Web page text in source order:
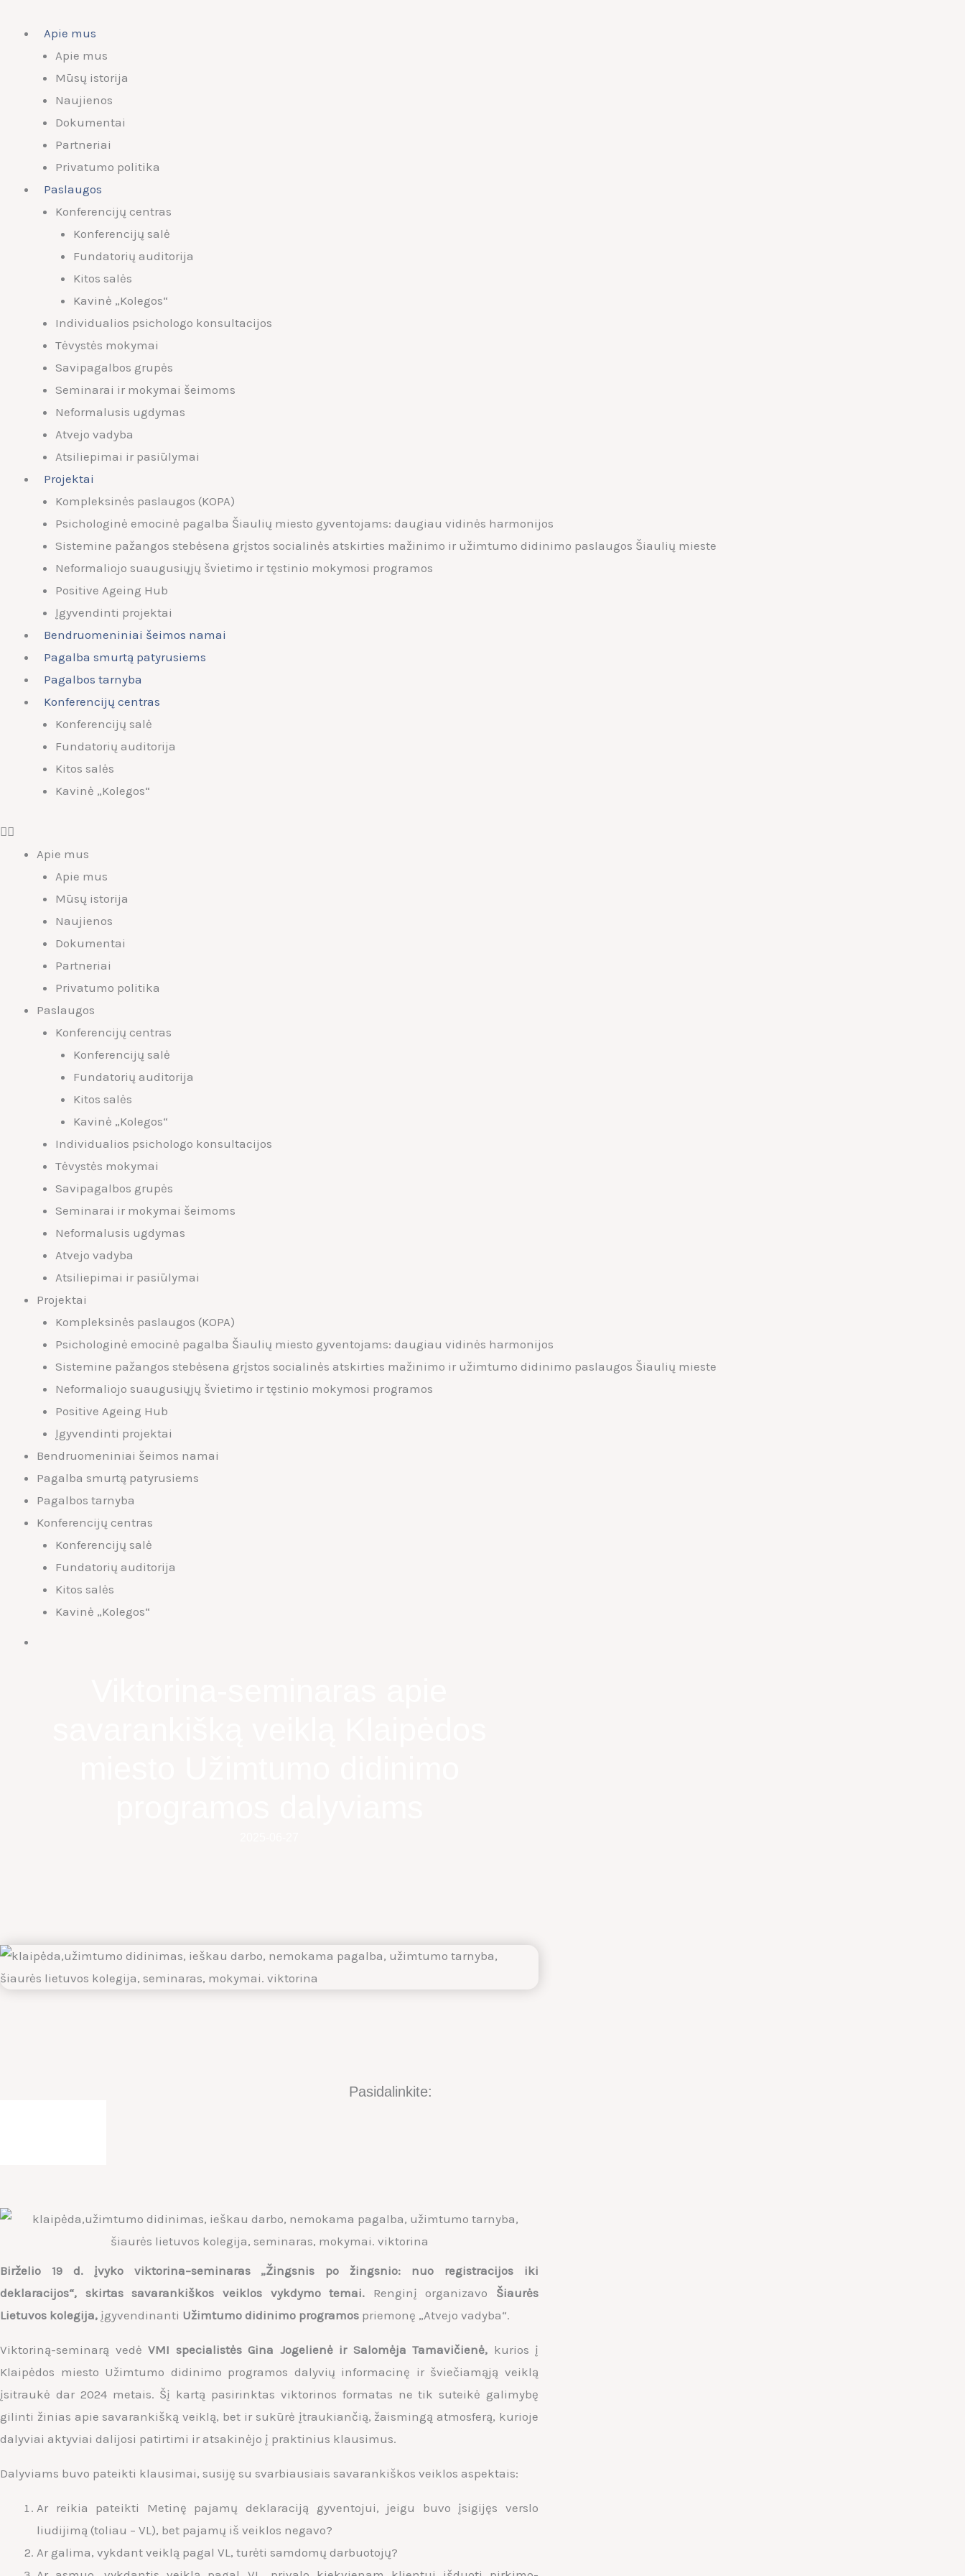
Apie mus
Apie mus
Mūsų istorija
Naujienos
Dokumentai
Partneriai
Privatumo politika
Paslaugos
Konferencijų centras
Konferencijų salė
Fundatorių auditorija
Kitos salės
Kavinė „Kolegos“
Individualios psichologo konsultacijos
Tėvystės mokymai
Savipagalbos grupės
Seminarai ir mokymai šeimoms
Neformalusis ugdymas
Atvejo vadyba
Atsiliepimai ir pasiūlymai
Projektai
Kompleksinės paslaugos (KOPA)
Psichologinė emocinė pagalba Šiaulių miesto gyventojams: daugiau vidinės harmonijos
Sistemine pažangos stebėsena grįstos socialinės atskirties mažinimo ir užimtumo didinimo paslaugos Šiaulių mieste
Neformaliojo suaugusiųjų švietimo ir tęstinio mokymosi programos
Positive Ageing Hub
Įgyvendinti projektai
Bendruomeniniai šeimos namai
Pagalba smurtą patyrusiems
Pagalbos tarnyba
Konferencijų centras
Konferencijų salė
Fundatorių auditorija
Kitos salės
Kavinė „Kolegos“
Apie mus
Apie mus
Mūsų istorija
Naujienos
Dokumentai
Partneriai
Privatumo politika
Paslaugos
Konferencijų centras
Konferencijų salė
Fundatorių auditorija
Kitos salės
Kavinė „Kolegos“
Individualios psichologo konsultacijos
Tėvystės mokymai
Savipagalbos grupės
Seminarai ir mokymai šeimoms
Neformalusis ugdymas
Atvejo vadyba
Atsiliepimai ir pasiūlymai
Projektai
Kompleksinės paslaugos (KOPA)
Psichologinė emocinė pagalba Šiaulių miesto gyventojams: daugiau vidinės harmonijos
Sistemine pažangos stebėsena grįstos socialinės atskirties mažinimo ir užimtumo didinimo paslaugos Šiaulių mieste
Neformaliojo suaugusiųjų švietimo ir tęstinio mokymosi programos
Positive Ageing Hub
Įgyvendinti projektai
Bendruomeniniai šeimos namai
Pagalba smurtą patyrusiems
Pagalbos tarnyba
Konferencijų centras
Konferencijų salė
Fundatorių auditorija
Kitos salės
Kavinė „Kolegos“
Pasidalinkite:
Birželio 19 d. įvyko viktorina–seminaras „Žingsnis po žingsnio: nuo registracijos iki
deklaracijos“, skirtas savarankiškos veiklos vykdymo temai. Renginį organizavo Šiaurės
Lietuvos kolegija, įgyvendinanti Užimtumo didinimo programos priemonę „Atvejo vadyba“.
Viktoriną-seminarą vedė VMI specialistės Gina Jogelienė ir Salomėja Tamavičienė, kurios į
Klaipėdos miesto Užimtumo didinimo programos dalyvių informacinę ir šviečiamąją veiklą
įsitraukė dar 2024 metais. Šį kartą pasirinktas viktorinos formatas ne tik suteikė galimybę
gilinti žinias apie savarankišką veiklą, bet ir sukūrė įtraukiančią, žaismingą atmosferą, kurioje
dalyviai aktyviai dalijosi patirtimi ir atsakinėjo į praktinius klausimus.
Dalyviams buvo pateikti klausimai, susiję su svarbiausiais savarankiškos veiklos aspektais:
Ar reikia pateikti Metinę pajamų deklaraciją gyventojui, jeigu buvo įsigijęs verslo
liudijimą (toliau – VL), bet pajamų iš veiklos negavo?
Ar galima, vykdant veiklą pagal VL, turėti samdomų darbuotojų?